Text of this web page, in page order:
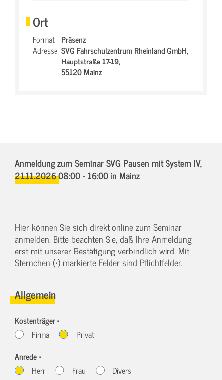
Ort
Format Präsenz
Adresse SVG Fahrschulzentrum Rheinland GmbH,
Hauptstraße 17-19,
55120 Mainz
Anmeldung zum Seminar SVG Pausen mit System IV,
21.11.2026 08:00 - 16:00in Mainz
Hier können Sie sich direkt online zum Seminar
anmelden. Bitte beachten Sie, daß Ihre Anmeldung
erst mit unserer Bestätigung verbindlich wird. Mit
Sternchen (*) markierte Felder sind Pflichtfelder.
Allgemein
Kostenträger *
Firma
Privat
Anrede *
Herr
Frau Divers